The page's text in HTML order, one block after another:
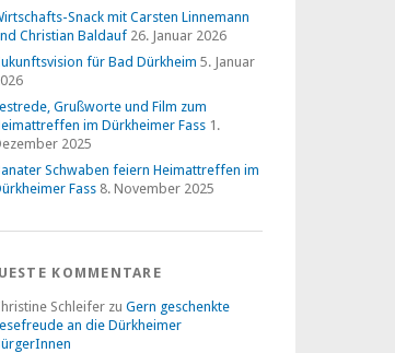
Snack mit Carsten Linnemann
Christian Baldauf 26. Januar 2026
für Bad Dürkheim 5. Januar
Grußworte und Film zum
im Dürkheimer Fass 1.
2025
Schwaben feiern Heimattreffen im
Fass 8. November 2025
KOMMENTARE
Schleifer zu Gern geschenkte
an die Dürkheimer